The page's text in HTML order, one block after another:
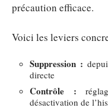
précaution efficace.
Voici les leviers
Suppression :
directe
Contrôle :
désactivation de